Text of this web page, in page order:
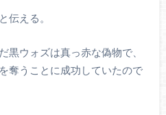
伝える。
黒ウォズは真っ赤な偽物で、
奪うことに成功していたので